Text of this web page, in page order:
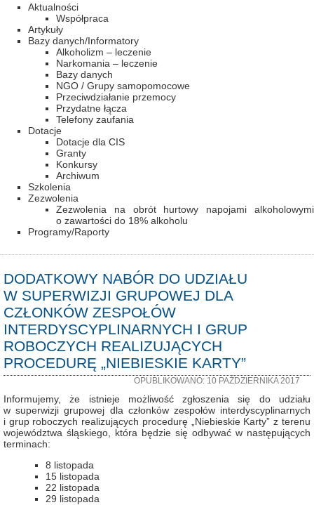
Aktualności
Współpraca
Artykuły
Bazy danych/Informatory
Alkoholizm – leczenie
Narkomania – leczenie
Bazy danych
NGO / Grupy samopomocowe
Przeciwdziałanie przemocy
Przydatne łącza
Telefony zaufania
Dotacje
Dotacje dla CIS
Granty
Konkursy
Archiwum
Szkolenia
Zezwolenia
Zezwolenia na obrót hurtowy napojami alkoholowymi
o zawartości do 18% alkoholu
Programy/Raporty
DODATKOWY NABÓR DO UDZIAŁU
W SUPERWIZJI GRUPOWEJ DLA
CZŁONKÓW ZESPOŁÓW
INTERDYSCYPLINARNYCH I GRUP
ROBOCZYCH REALIZUJĄCYCH
PROCEDURĘ „NIEBIESKIE KARTY”
OPUBLIKOWANO: 10 PAŹDZIERNIKA 2017
Informujemy, że istnieje możliwość zgłoszenia się do udziału
w superwizji grupowej dla członków zespołów interdyscyplinarnych
i grup roboczych realizujących procedurę „Niebieskie Karty” z terenu
województwa śląskiego, która będzie się odbywać w następujących
terminach:
8 listopada
15 listopada
22 listopada
29 listopada